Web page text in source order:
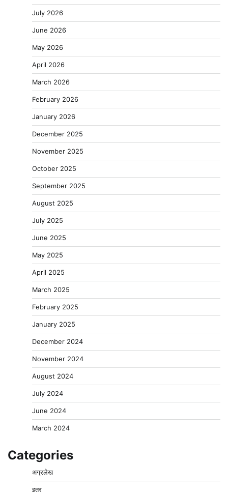
July 2026
June 2026
May 2026
April 2026
March 2026
February 2026
January 2026
December 2025
November 2025
October 2025
September 2025
August 2025
July 2025
June 2025
May 2025
April 2025
March 2025
February 2025
January 2025
December 2024
November 2024
August 2024
July 2024
June 2024
March 2024
Categories
अग्रलेख
इतर